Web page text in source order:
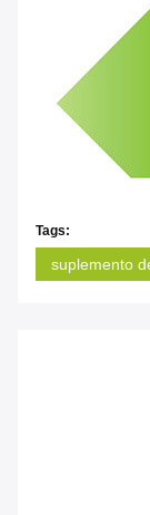
Tags:
suplemento